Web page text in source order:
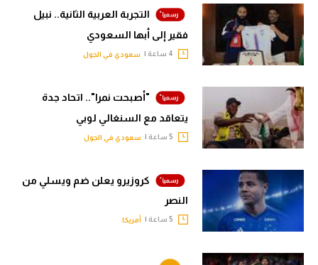
التجربة العربية الثانية.. نبيل
فقير إلى أبها السعودي
سعودي في الجول
"أصبحت نمرا".. اتحاد جدة
يتعاقد مع السنغالي لوبي
سعودي في الجول
كروزيرو يعلن ضم ويسلي من
النصر
أمريكا